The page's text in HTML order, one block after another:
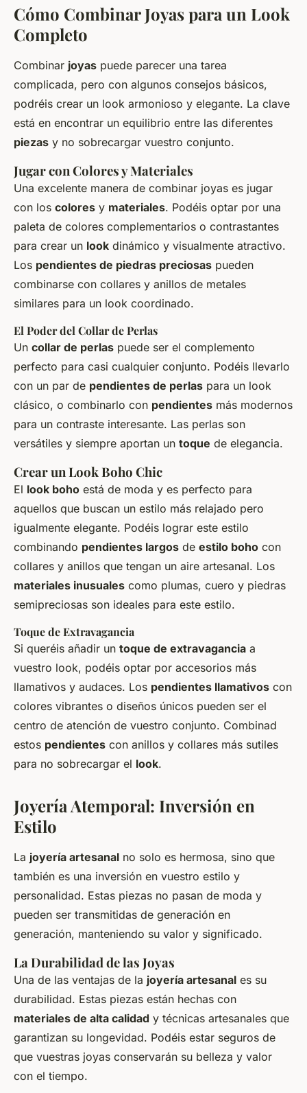
Cómo Combinar Joyas para un Look
Completo
Combinar joyas puede parecer una tarea
complicada, pero con algunos consejos básicos,
podréis crear un look armonioso y elegante. La clave
está en encontrar un equilibrio entre las diferentes
piezas y no sobrecargar vuestro conjunto.
Jugar con Colores y Materiales
Una excelente manera de combinar joyas es jugar
con los colores y materiales. Podéis optar por una
paleta de colores complementarios o contrastantes
para crear un look dinámico y visualmente atractivo.
Los pendientes de piedras preciosas pueden
combinarse con collares y anillos de metales
similares para un look coordinado.
El Poder del Collar de Perlas
Un collar de perlas puede ser el complemento
perfecto para casi cualquier conjunto. Podéis llevarlo
con un par de pendientes de perlas para un look
clásico, o combinarlo con pendientes más modernos
para un contraste interesante. Las perlas son
versátiles y siempre aportan un toque de elegancia.
Crear un Look Boho Chic
El look boho está de moda y es perfecto para
aquellos que buscan un estilo más relajado pero
igualmente elegante. Podéis lograr este estilo
combinando pendientes largos de estilo boho con
collares y anillos que tengan un aire artesanal. Los
materiales inusuales como plumas, cuero y piedras
semipreciosas son ideales para este estilo.
Toque de Extravagancia
Si queréis añadir un toque de extravagancia a
vuestro look, podéis optar por accesorios más
llamativos y audaces. Los pendientes llamativos con
colores vibrantes o diseños únicos pueden ser el
centro de atención de vuestro conjunto. Combinad
estos pendientes con anillos y collares más sutiles
para no sobrecargar el look.
Joyería Atemporal: Inversión en
Estilo
La joyería artesanal no solo es hermosa, sino que
también es una inversión en vuestro estilo y
personalidad. Estas piezas no pasan de moda y
pueden ser transmitidas de generación en
generación, manteniendo su valor y significado.
La Durabilidad de las Joyas
Una de las ventajas de la joyería artesanal es su
durabilidad. Estas piezas están hechas con
materiales de alta calidad y técnicas artesanales que
garantizan su longevidad. Podéis estar seguros de
que vuestras joyas conservarán su belleza y valor
con el tiempo.